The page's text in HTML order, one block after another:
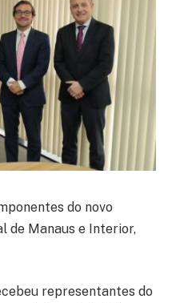
do novo
de Manaus e Interior,
representantes do